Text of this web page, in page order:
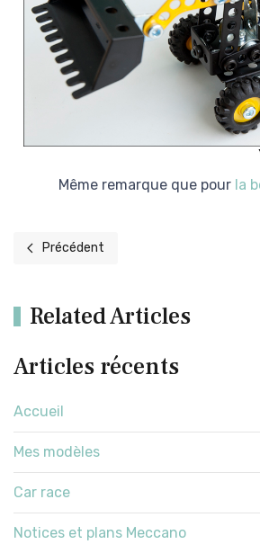
Même remarque que pour la
Article précédent : 3150B - Space Chaos
Précédent
Related Articles
Articles récents
Accueil
Mes modèles
Car race
Notices et plans Meccano